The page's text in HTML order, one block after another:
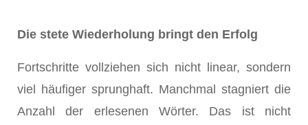
Die stete Wiederholung bringt den Erfolg
Fortschritte vollziehen sich nicht linear, sondern
viel häufiger sprunghaft. Manchmal stagniert die
Anzahl der erlesenen Wörter. Das ist nicht